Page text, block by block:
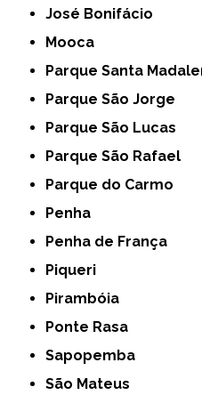
José Bonifácio
Mooca
Parque Santa
Parque São Jorge
Parque São Lucas
Parque São Rafael
Parque do Carmo
Penha
Penha de França
Piqueri
Pirambóia
Ponte Rasa
Sapopemba
São Mateus